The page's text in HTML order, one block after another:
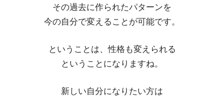
その過去に作られたパターンを
今の自分で変えることが可能です。
ということは、性格も変えられる
ということになりますね。
新しい自分になりたい方は